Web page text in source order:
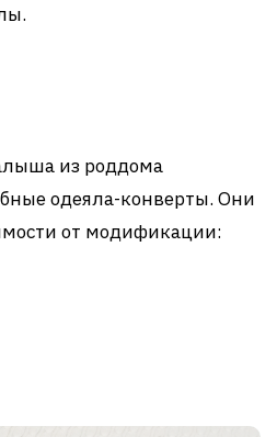
из роддома
одеяла-конверты. Они
от модификации: